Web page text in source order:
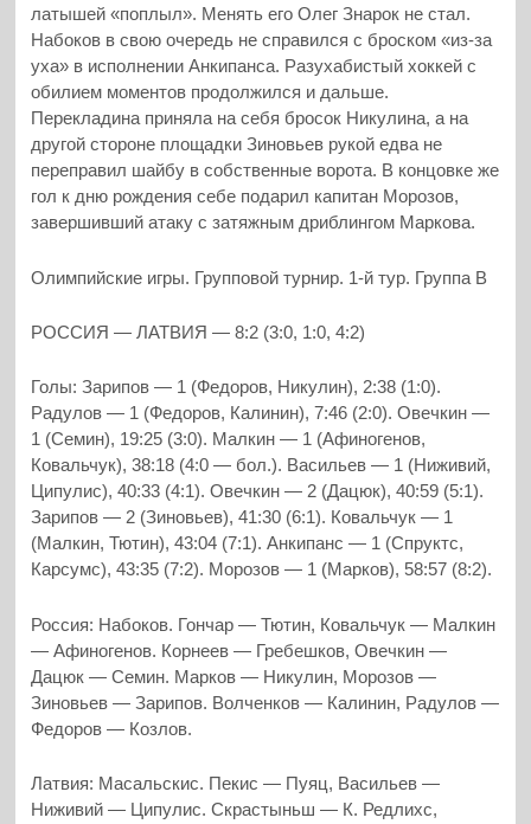
латышей «поплыл». Менять его Олег Знарок не стал.
Набоков в свою очередь не справился с броском «из-за
уха» в исполнении Анкипанса. Разухабистый хоккей с
обилием моментов продолжился и дальше.
Перекладина приняла на себя бросок Никулина, а на
другой стороне площадки Зиновьев рукой едва не
переправил шайбу в собственные ворота. В концовке же
гол к дню рождения себе подарил капитан Морозов,
завершивший атаку с затяжным дриблингом Маркова.
Олимпийские игры. Групповой турнир. 1-й тур. Группа В
РОССИЯ — ЛАТВИЯ — 8:2 (3:0, 1:0, 4:2)
Голы: Зарипов — 1 (Федоров, Никулин), 2:38 (1:0).
Радулов — 1 (Федоров, Калинин), 7:46 (2:0). Овечкин —
1 (Семин), 19:25 (3:0). Малкин — 1 (Афиногенов,
Ковальчук), 38:18 (4:0 — бол.). Васильев — 1 (Ниживий,
Ципулис), 40:33 (4:1). Овечкин — 2 (Дацюк), 40:59 (5:1).
Зарипов — 2 (Зиновьев), 41:30 (6:1). Ковальчук — 1
(Малкин, Тютин), 43:04 (7:1). Анкипанс — 1 (Спруктс,
Карсумс), 43:35 (7:2). Морозов — 1 (Марков), 58:57 (8:2).
Россия: Набоков. Гончар — Тютин, Ковальчук — Малкин
— Афиногенов. Корнеев — Гребешков, Овечкин —
Дацюк — Семин. Марков — Никулин, Морозов —
Зиновьев — Зарипов. Волченков — Калинин, Радулов —
Федоров — Козлов.
Латвия: Масальскис. Пекис — Пуяц, Васильев —
Ниживий — Ципулис. Скрастыньш — К. Редлихс,